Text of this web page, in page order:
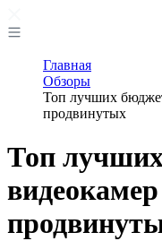
Главная
Обзоры
Топ лучших
продвинутых
Топ